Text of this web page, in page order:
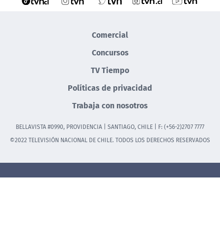
Comercial
Concursos
TV Tiempo
Políticas de privacidad
Trabaja con nosotros
BELLAVISTA #0990, PROVIDENCIA | SANTIAGO, CHILE | F: (+56-2)2707 7777
©2022 TELEVISIÓN NACIONAL DE CHILE. TODOS LOS DERECHOS RESERVADOS